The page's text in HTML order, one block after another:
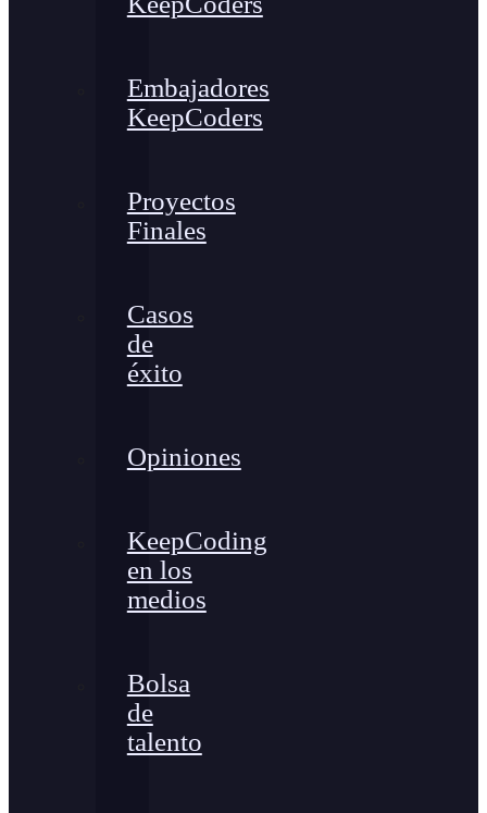
Embajadores
KeepCoders
Proyectos
Finales
Casos
de
éxito
Opiniones
KeepCoding
en los
medios
Bolsa
de
talento